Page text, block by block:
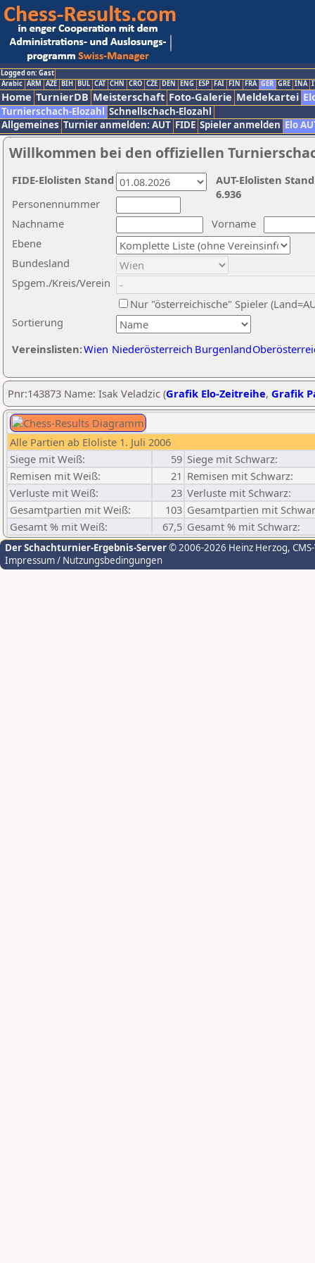
Logged on: Gast
Arabic ARM AZE BIH BUL CAT CHN CRO CZE DEN ENG ESP FAI FIN FRA GER GRE INA
Home TurnierDB Meisterschaft Foto-Galerie Meldekartei
Turnierschach-Elozahl Schnellschach-Elozahl
Allgemeines Turnier anmelden: AUT FIDE Spieler anmelden Elo
Willkommen bei den offiziellen
Nachname
Vorname
Ebene
Sortierung
Personennummer
Bundesland
Spgem./Kreis/Verein
Nur "österreichische" Spieler
Vereinslisten:Wien Niederösterreich Burgenland
AUT-Elolisten
6.936
FIDE-Elolisten Stand
Pnr:143873 Name: Isak Veladzic (Grafik Elo-Zeitreihe, Grafik
Alle Partien ab Eloliste 1. Juli 2006
Siege mit Weiß:
59 Siege mit Schwarz:
Remisen mit Weiß:
21 Remisen mit Schwarz:
Verluste mit Weiß:
23 Verluste mit Schwarz:
Gesamtpartien mit Weiß:
103 Gesamtpartien mit
Gesamt % mit Weiß:
67,5 Gesamt % mit Schwarz:
Der Schachturnier-Ergebnis-Server© 2006-2026 Heinz Herzog,
Impressum / Nutzungsbedingungen